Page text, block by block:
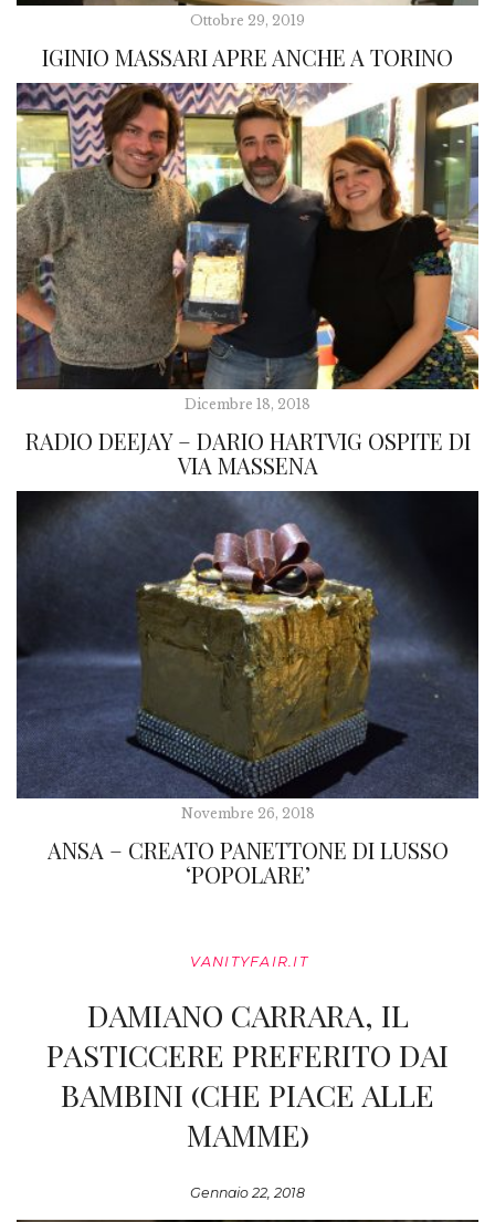
Ottobre 29, 2019
IGINIO MASSARI APRE ANCHE A TORINO
Dicembre 18, 2018
RADIO DEEJAY – DARIO HARTVIG OSPITE DI
VIA MASSENA
Novembre 26, 2018
ANSA – CREATO PANETTONE DI LUSSO
‘POPOLARE’
VANITYFAIR.IT
DAMIANO CARRARA, IL
PASTICCERE PREFERITO DAI
BAMBINI (CHE PIACE ALLE
MAMME)
Gennaio 22, 2018